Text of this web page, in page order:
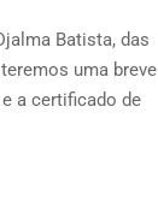
Batista, das
uma breve
a certificado de